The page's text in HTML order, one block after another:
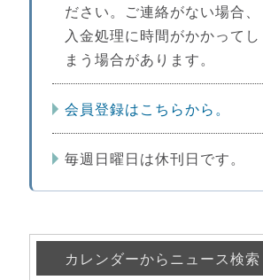
ださい。ご連絡がない場合、
入金処理に時間がかかってし
まう場合があります。
会員登録はこちらから。
毎週日曜日は休刊日です。
カレンダーからニュース検索